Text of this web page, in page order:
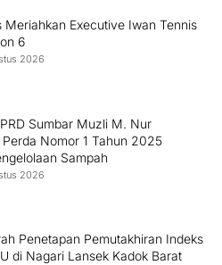
Meriahkan Executive Iwan Tennis
6
2026
Sumbar Muzli M. Nur
Perda Nomor 1 Tahun 2025
Sampah
2026
Penetapan Pemutakhiran Indeks
di Nagari Lansek Kadok Barat